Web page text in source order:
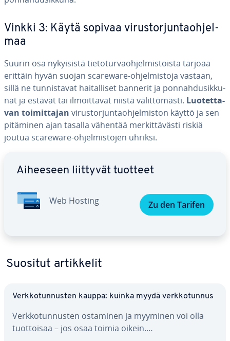
Vinkki 3: Käytä sopivaa vi­rus­tor­jun­taoh­jel­
maa
Suurin osa ny­kyi­sis­tä tie­to­tur­vaoh­jel­mis­tois­ta tarjoaa
erittäin hyvän suojan scareware-oh­jel­mis­to­ja vastaan,
sillä ne tun­nis­ta­vat hai­tal­li­set bannerit ja pon­nah­dusik­ku­
nat ja estävät tai il­moit­ta­vat niistä vä­lit­tö­mäs­ti. Luo­tet­ta­
van toi­mit­ta­jan vi­rus­tor­jun­taoh­jel­mis­ton käyttö ja sen
pitäminen ajan tasalla vähentää mer­kit­tä­väs­ti riskiä
joutua scareware-oh­jel­mis­to­jen uhriksi.
Aiheeseen liittyvät tuotteet
Web Hosting Zu den Tarifen
Suositut ar­tik­ke­lit
Verk­ko­tun­nus­ten kauppa: kuinka myydä verk­ko­tun­nus
Verk­ko­tun­nus­ten ostaminen ja myyminen voi olla
tuot­toi­saa – jos osaa toimia oikein.…